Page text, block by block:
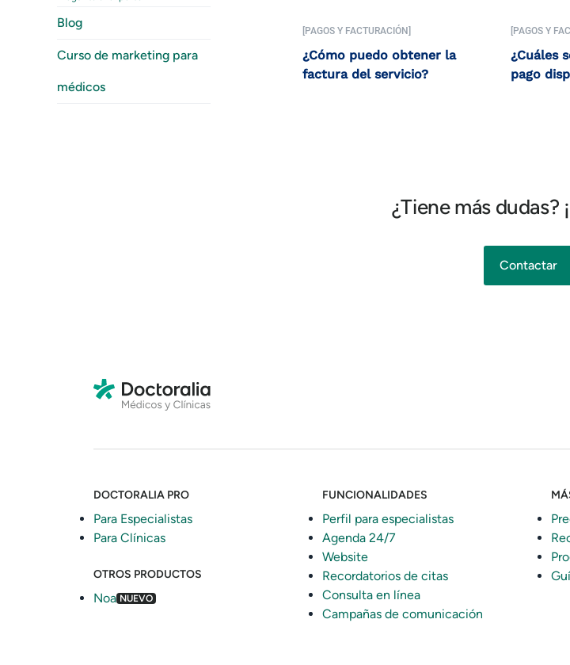
Blog
Curso de marketing para
médicos
[PAGOS Y FACTURACIÓN]
¿Cómo puedo obtener la
factura del servicio?
[PAGOS Y
¿Cuáles
pago
¿Tiene más dudas?
Contactar
DOCTORALIA PRO
Para Especialistas
Para Clínicas
OTROS PRODUCTOS
Noa NUEVO
FUNCIONALIDADES
Perfil para especialistas
Agenda 24/7
Website
Recordatorios de citas
Consulta en línea
Campañas de comunicación